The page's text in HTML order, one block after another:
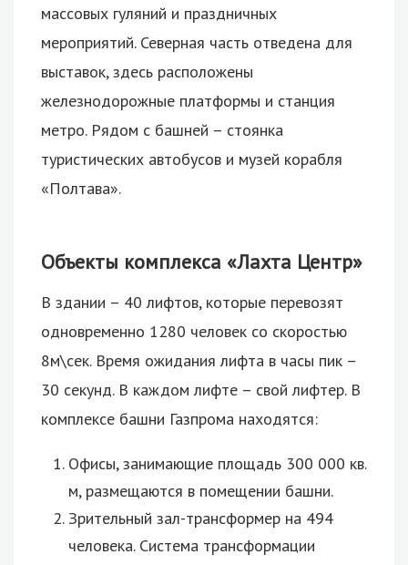
массовых гуляний и праздничных
мероприятий. Северная часть отведена для
выставок, здесь расположены
железнодорожные платформы и станция
метро. Рядом с башней – стоянка
туристических автобусов и музей корабля
«Полтава».
Объекты комплекса «Лахта Центр»
В здании – 40 лифтов, которые перевозят
одновременно 1280 человек со скоростью
8м\сек. Время ожидания лифта в часы пик –
30 секунд. В каждом лифте – свой лифтер. В
комплексе башни Газпрома находятся:
Офисы, занимающие площадь 300 000 кв.
м, размещаются в помещении башни.
Зрительный зал-трансформер на 494
человека. Система трансформации